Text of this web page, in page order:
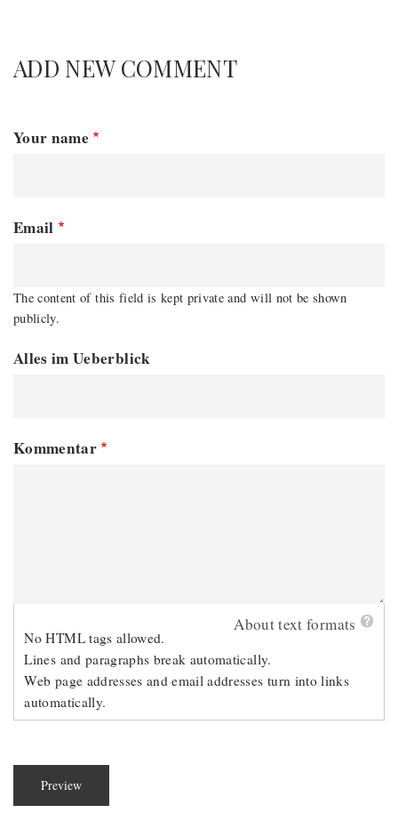
ADD NEW COMMENT
Your name
Email
The content of this field is kept private and will not be shown
publicly.
Alles im Ueberblick
Kommentar
About text formats
No HTML tags allowed.
Lines and paragraphs break automatically.
Web page addresses and email addresses turn into links
automatically.